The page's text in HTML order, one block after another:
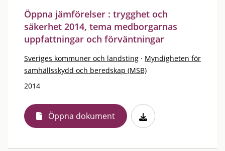
Öppna jämförelser : trygghet och
säkerhet 2014, tema medborgarnas
uppfattningar och förväntningar
Sveriges kommuner och landsting · Myndigheten för
samhällsskydd och beredskap (MSB)
2014
Öppna dokument